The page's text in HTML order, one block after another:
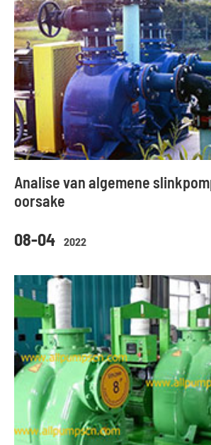
08-04 2022
Analise van algemene
oorsake